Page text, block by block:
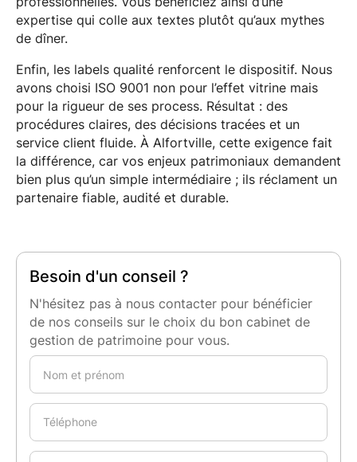
expertise qui colle aux textes plutôt qu’aux mythes
de dîner.
Enfin, les labels qualité renforcent le dispositif. Nous
avons choisi ISO 9001 non pour l’effet vitrine mais
pour la rigueur de ses process. Résultat : des
procédures claires, des décisions tracées et un
service client fluide. À Alfortville, cette exigence fait
la différence, car vos enjeux patrimoniaux demandent
bien plus qu’un simple intermédiaire ; ils réclament un
partenaire fiable, audité et durable.
Besoin d'un conseil ?
N'hésitez pas à nous contacter pour bénéficier
de nos conseils sur le choix du bon cabinet de
gestion de patrimoine pour vous.